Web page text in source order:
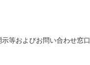
等およびお問い合わせ窓